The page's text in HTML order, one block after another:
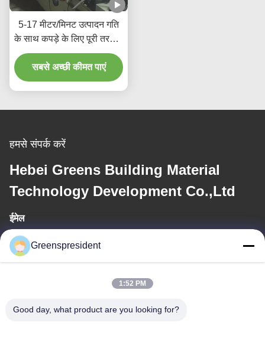
5-17 मीटर/मिनट उत्पादन गति
के साथ कपड़े के लिए पूरी तरह से
स्वचालित पीयूआर गर्म पिघल गोंद
लेमिनेटिंग मशीन
सबसे अच्छी कीमत पाएं
हमसे संपर्क करें
Hebei Greens Building Material
Technology Development Co.,Ltd
ईमेल
president@china-machines.com.cn
हमारा पता
Greenspresident
1:52 PM
Good day, what product are you looking for?